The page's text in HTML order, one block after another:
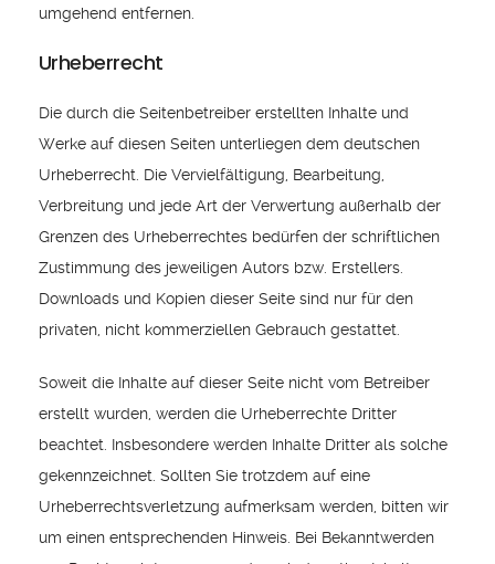
umgehend entfernen.
Urheberrecht
Die durch die Seitenbetreiber erstellten Inhalte und
Werke auf diesen Seiten unterliegen dem deutschen
Urheberrecht. Die Vervielfältigung, Bearbeitung,
Verbreitung und jede Art der Verwertung außerhalb der
Grenzen des Urheberrechtes bedürfen der schriftlichen
Zustimmung des jeweiligen Autors bzw. Erstellers.
Downloads und Kopien dieser Seite sind nur für den
privaten, nicht kommerziellen Gebrauch gestattet.
Soweit die Inhalte auf dieser Seite nicht vom Betreiber
erstellt wurden, werden die Urheberrechte Dritter
beachtet. Insbesondere werden Inhalte Dritter als solche
gekennzeichnet. Sollten Sie trotzdem auf eine
Urheberrechtsverletzung aufmerksam werden, bitten wir
um einen entsprechenden Hinweis. Bei Bekanntwerden